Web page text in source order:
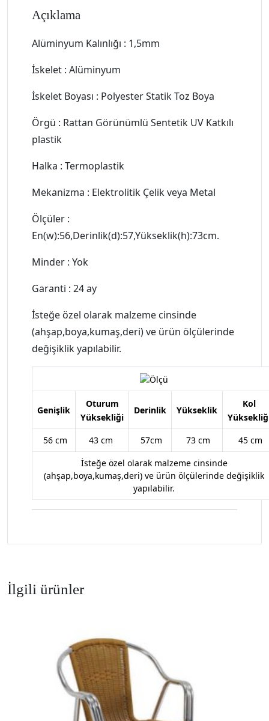
Açıklama
Alüminyum Kalınlığı : 1,5mm
İskelet : Alüminyum
İskelet Boyası : Polyester Statik Toz Boya
Örgü : Rattan Görünümlü Sentetik UV Katkılı
plastik
Halka : Termoplastik
Mekanizma : Elektrolitik Çelik veya Metal
Ölçüler :
En(w):56,Derinlik(d):57,Yükseklik(h):73cm.
Minder : Yok
Garanti : 24 ay
İsteğe özel olarak malzeme cinsinde
(ahşap,boya,kumaş,deri) ve ürün ölçülerinde
değişiklik yapılabilir.
Genişlik
Oturum
Yüksekliği
Derinlik Yükseklik
Kol
56 cm 43 cm 57cm 73 cm
45 cm
İsteğe özel olarak malzeme cinsinde
(ahşap,boya,kumaş,deri) ve ürün ölçülerinde değişiklik
yapılabilir.
İlgili ürünler